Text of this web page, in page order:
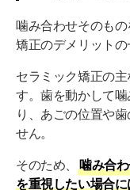
噛み合わせそのも
矯正のデメリットの
セラミック矯正の
す。歯を動かして
り、あごの位置や
せん。
そのため、
噛み合
を重視したい場合